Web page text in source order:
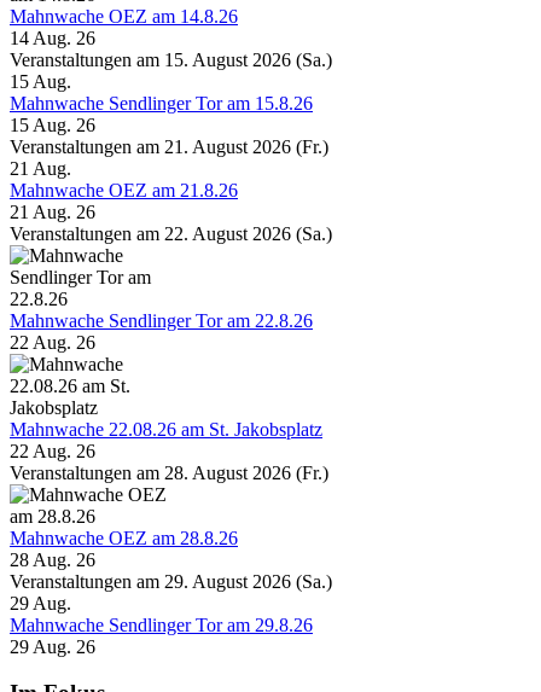
Mahnwache OEZ am 14.8.26
14 Aug. 26
Veranstaltungen am 15. August 2026 (Sa.)
15 Aug.
Mahnwache Sendlinger Tor am 15.8.26
15 Aug. 26
Veranstaltungen am 21. August 2026 (Fr.)
21 Aug.
Mahnwache OEZ am 21.8.26
21 Aug. 26
Veranstaltungen am 22. August 2026 (Sa.)
Mahnwache Sendlinger Tor am 22.8.26
22 Aug. 26
Mahnwache 22.08.26 am St. Jakobsplatz
22 Aug. 26
Veranstaltungen am 28. August 2026 (Fr.)
Mahnwache OEZ am 28.8.26
28 Aug. 26
Veranstaltungen am 29. August 2026 (Sa.)
29 Aug.
Mahnwache Sendlinger Tor am 29.8.26
29 Aug. 26